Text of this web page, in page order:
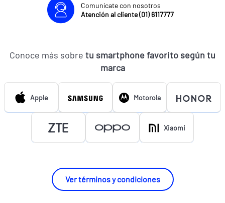
Comunícate con nosotros
Atención al cliente (01) 6117777
Conoce más sobre tu smartphone favorito según tu
marca
Apple Motorola
Xiaomi
Ver términos y condiciones